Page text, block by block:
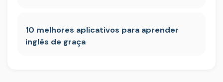
10 melhores aplicativos para aprender
inglês de graça